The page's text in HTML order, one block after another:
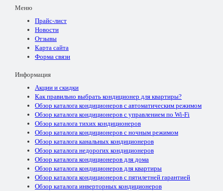
Меню
Прайс-лист
Новости
Отзывы
Карта сайта
Форма связи
Информация
Акции и скидки
Как правильно выбрать кондиционер для квартиры?
Обзор каталога кондиционеров с автоматическим режимом
Обзор каталога кондиционеров с управлением по Wi-Fi
Обзор каталога тихих кондиционеров
Обзор каталога кондиционеров с ночным режимом
Обзор каталога канальных кондиционеров
Обзор каталога недорогих кондиционеров
Обзор каталога кондиционеров для дома
Обзор каталога кондиционеров для квартиры
Обзор каталога кондиционеров с пятилетней гарантией
Обзор каталога инверторных кондиционеров